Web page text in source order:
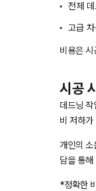
전체
고급
비용은
시공
데드닝
비 저하
개인의 소
담을 통
*정확한